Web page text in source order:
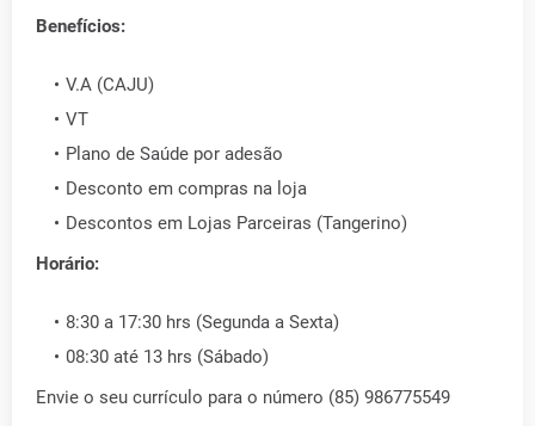
Benefícios:
V.A (CAJU)
VT
Plano de Saúde por adesão
Desconto em compras na loja
Descontos em Lojas Parceiras (Tangerino)
Horário:
8:30 a 17:30 hrs (Segunda a Sexta)
08:30 até 13 hrs (Sábado)
Envie o seu currículo para o número (85) 986775549